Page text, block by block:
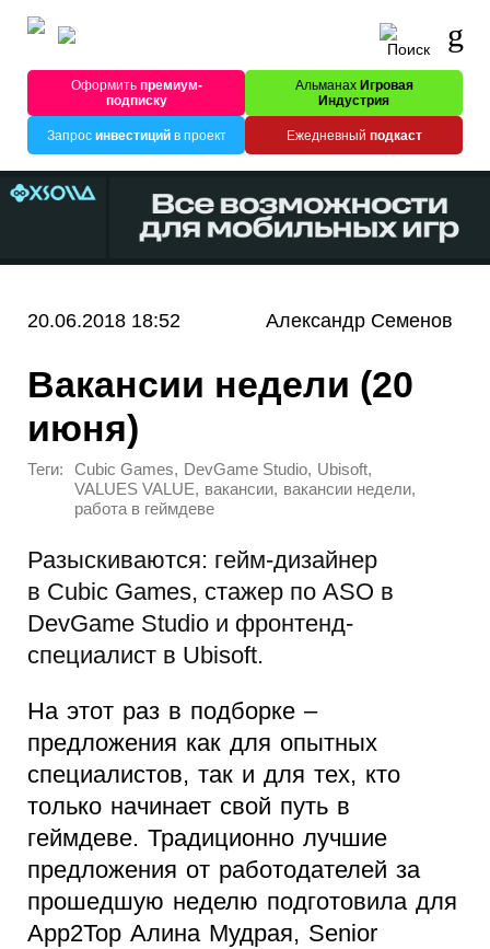
Оформитьпремиум-
подписку
Альманах Игровая
Индустрия
Запрос инвестицийв проект Ежедневный подкаст
20.06.2018 18:52 Александр Семенов
Вакансии недели (20
июня)
Теги: Cubic Games, DevGame Studio, Ubisoft,
VALUES VALUE, вакансии, вакансии недели,
работа в геймдеве
Разыскиваются: гейм-дизайнер
в Cubic Games, стажер по ASO в
DevGame Studio и фронтенд-
специалист в Ubisoft.
На этот раз в подборке –
предложения как для опытных
специалистов, так и для тех, кто
только начинает свой путь в
геймдеве. Традиционно лучшие
предложения от работодателей за
прошедшую неделю подготовила для
App2Top Алина Мудрая, Senior